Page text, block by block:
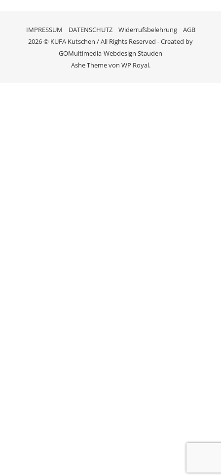
IMPRESSUM DATENSCHUTZ Widerrufsbelehrung
AGB
2026 © KUFA Kutschen / All Rights Reserved - Created by
GOMultimedia-Webdesign Stauden
Ashe Theme von WP Royal.